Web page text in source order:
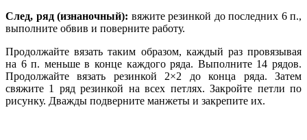
След, ряд (изнаночный): вяжите резинкой до последних 6 п.,
выполните обвив и поверните работу.
Продолжайте вязать таким образом, каждый раз провязывая
на 6 п. меньше в конце каждого ряда. Выполните 14 рядов.
Продолжайте вязать резинкой 2×2 до конца ряда. Затем
свяжите 1 ряд резинкой на всех петлях. Закройте петли по
рисунку. Дважды подверните манжеты и закрепите их.